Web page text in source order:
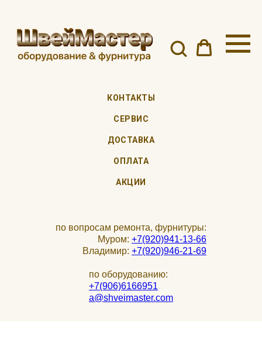
КОНТАКТЫ
СЕРВИС
ДОСТАВКА
ОПЛАТА
АКЦИИ
по вопросам ремонта, фурнитуры:
Муром: +7(920)941-13-66
Владимир: +7(920)946-21-69
по оборудованию:
+7(906)6166951
a@shveimaster.com